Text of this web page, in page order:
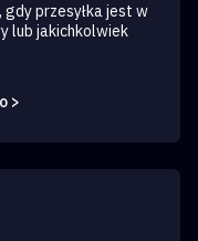
gdy przesyłka jest w
lub jakichkolwiek
>